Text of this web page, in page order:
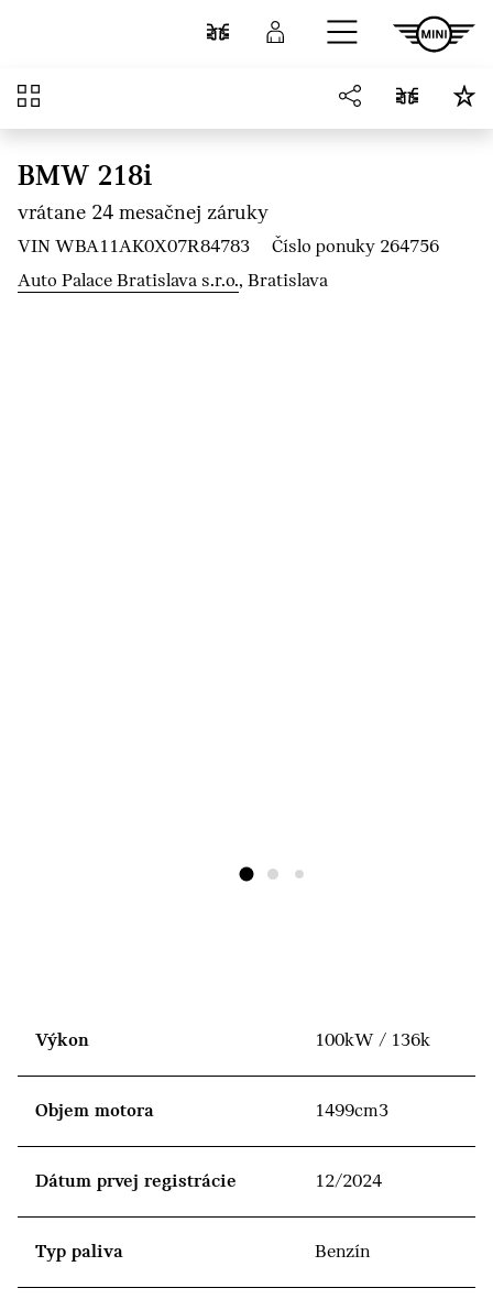
Porovnať Prihlásenie
Prehľad
BMW 218i
vrátane 24 mesačnej záruky
VIN WBA11AK0X07R84783
Číslo ponuky 264756
Auto Palace Bratislava s.r.o., Bratislava
Výkon 100kW / 136k
Objem motora 1499cm3
Dátum prvej registrácie 12/2024
Typ paliva Benzín